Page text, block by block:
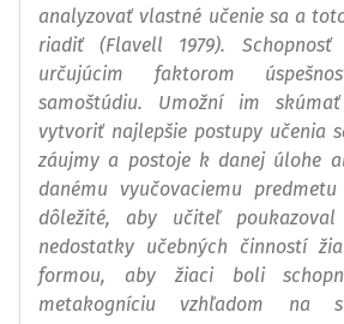
analyzovať vlastné učenie sa a
riadiť(Flavell 1979).
určujúcim faktorom
samoštúdiu. Umožní im
vytvoriť najlepšie postupy učenia
záujmy a postoje k danej úlohe
danému vyučovaciemu
dôležité, aby učiteľ
nedostatky učebných činností
formou, aby žiaci boli
metakogníciu vzhľadom na